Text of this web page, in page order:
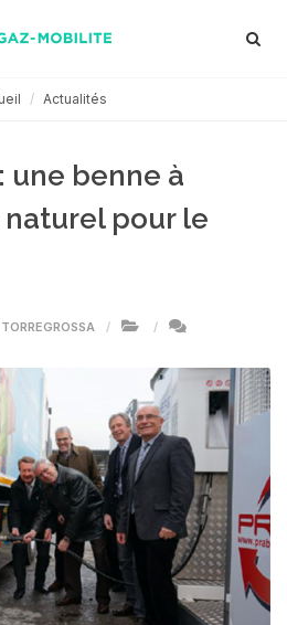
Actualités
une benne à
pour le